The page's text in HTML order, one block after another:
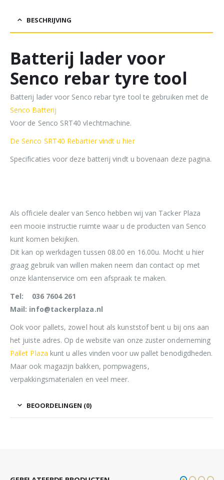
BESCHRIJVING
Batterij lader voor
Senco rebar tyre tool
Batterij lader voor Senco rebar tyre tool te gebruiken met de
Senco Batterij
Voor de Senco SRT40 vlechtmachine.
De Senco SRT40 Rebartier vindt u hier
Specificaties voor deze batterij vindt u bovenaan deze pagina.
Als officiele dealer van Senco hebben wij van Tacker Plaza
een mooie instructie ruimte waar u de producten van Senco
kunt komen bekijken.
Dit kan op werkdagen tussen 08.00 en 16.00u. Mocht u hier
graag gebruik van willen maken neem dan contact op met
onze klantenservice om een afspraak te maken.
Tel: 036 7604 261
Mail: info@tackerplaza.nl
Ook voor pallets, zowel hout als kunststof bent u bij ons aan
het juiste adres. Op de website van onze zuster onderneming
Pallet Plaza kunt u alles vinden voor uw pallet benodigdheden.
Maar ook magazijn bakken, pompwagens,
verpakkingsmaterialen en veel meer.
BEOORDELINGEN (0)